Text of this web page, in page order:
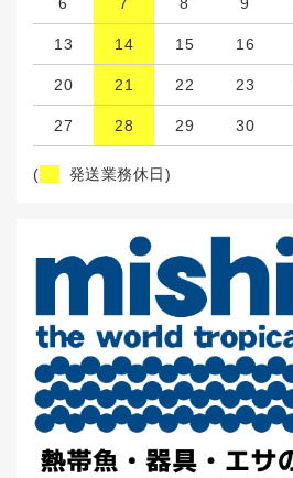
6 7 8 9
13 14 15 16
20 21 22 23
27 28 29 30
( 発送業務休日)